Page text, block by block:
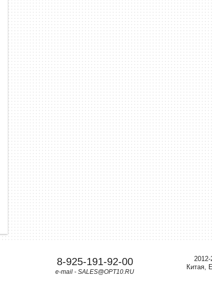
Китая,
8-925-191-92-00
e-mail - SALES@OPT10.RU